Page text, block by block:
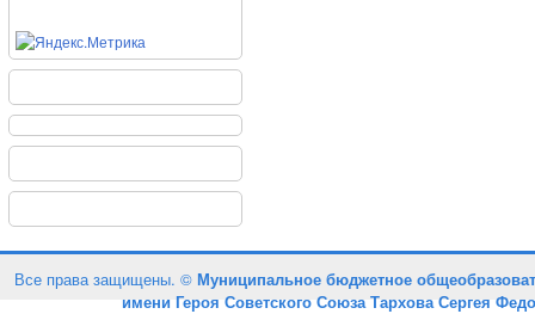
Все права защищены. © Муниципальное бюджетное
имени Героя Советского Союза Тархова Сергея